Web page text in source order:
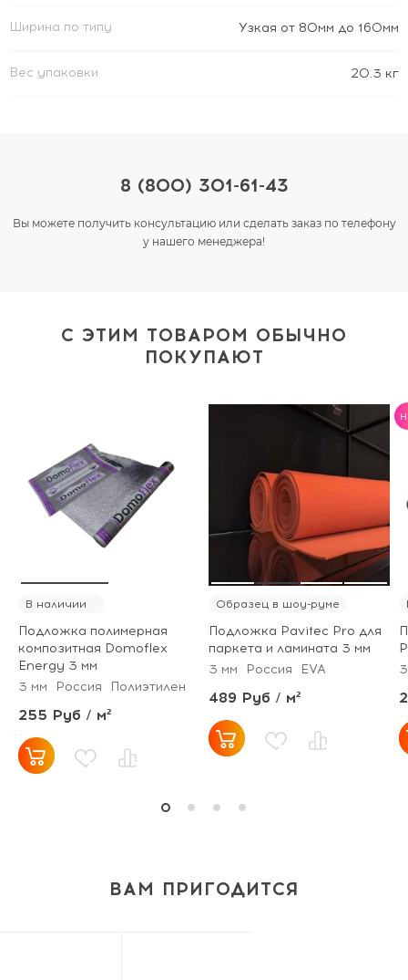
Ширина по типу Узкая от 80мм до 160мм
Вес упаковки 20.3 кг
8 (800) 301-61-43
Вы можете получить консультацию или сделать заказ по телефону
у нашего менеджера!
С ЭТИМ ТОВАРОМ ОБЫЧНО
ПОКУПАЮТ
В наличии
Подложка полимерная
композитная Domoflex
Energy 3 мм
3 мм
Россия Полиэтилен
255 Руб / м²
Образец в шоу-руме
Подложка Pavitec Pro для
паркета и ламината 3 мм
3 мм
Россия EVA
489 Руб / м²
ВАМ ПРИГОДИТСЯ